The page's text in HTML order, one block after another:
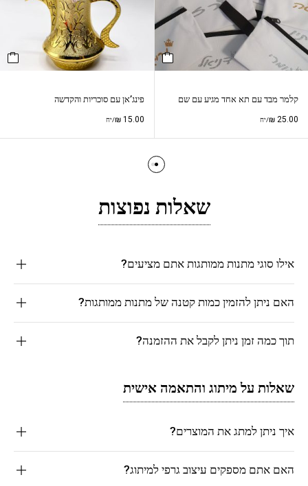
קלמר מבד עם תא אחד מגיע עם שם
₪ 25.00 /יח
פינג’אן עם סוכריות והקדשה
₪15.00 /יח
שאלות נפוצות
אילו סוגי מתנות ממותגות אתם מציעים?
האם ניתן להזמין כמות קטנה של מתנות ממותגות?
תוך כמה זמן ניתן לקבל את ההזמנה?
שאלות על מיתוג והתאמה אישית
איך ניתן למתג את המוצרים?
האם אתם מספקים עיצוב גרפי למיתוג?